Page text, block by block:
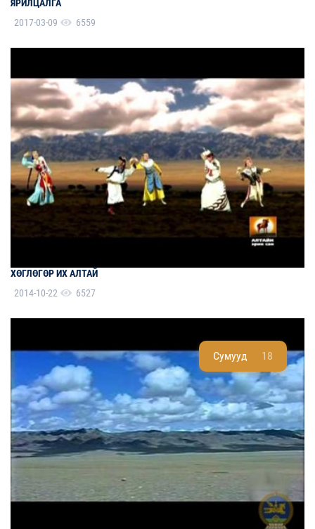
Сумууд 18
ЯРИЛЦАЛГА
2017-03-09
6559
ХӨГЛӨГӨР ИХ АЛТАЙ
2014-10-22
6527